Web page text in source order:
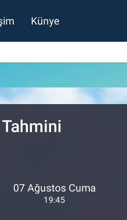
Künye
07 Ağustos Cuma
19:45